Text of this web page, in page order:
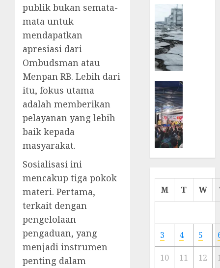
publik bukan semata-
mata untuk
mendapatkan
apresiasi dari
Ombudsman atau
Menpan RB. Lebih dari
itu, fokus utama
adalah memberikan
pelayanan yang lebih
baik kepada
masyarakat.
Sosialisasi ini
mencakup tiga pokok
materi. Pertama,
terkait dengan
pengelolaan
pengaduan, yang
menjadi instrumen
penting dalam
Cermin
Ibu
Kota
23/11/
M T W
3 4 5
10 11 12